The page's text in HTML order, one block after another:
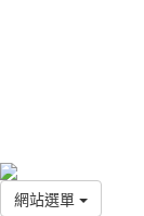
網站選單